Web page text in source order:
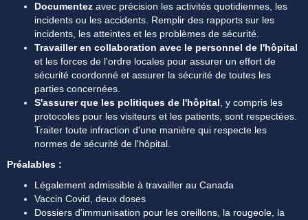
Documentez avec précision les activités quotidiennes, les
incidents ou les accidents. Remplir des rapports sur les
incidents, les atteintes et les problèmes de sécurité.
Travailler en collaboration avec le personnel de l'hôpital
et les forces de l'ordre locales pour assurer un effort de
sécurité coordonné et assurer la sécurité de toutes les
parties concernées.
S'assurer que les politiques de l'hôpital , y compris les
protocoles pour les visiteurs et les patients, sont respectées.
Traiter toute infraction d'une manière qui respecte les
normes de sécurité de l'hôpital.
Préalables :
Légalement admissible à travailler au Canada
Vaccin Covid, deux doses
Dossiers d'immunisation pour les oreillons, la rougeole, la